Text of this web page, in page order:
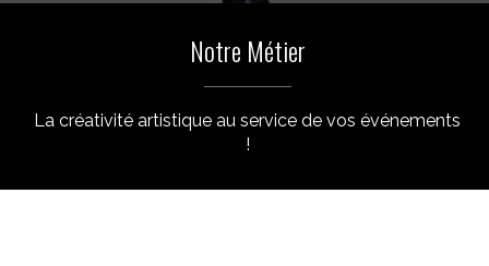
Notre Métier
La créativité artistique au service de vos événements
!